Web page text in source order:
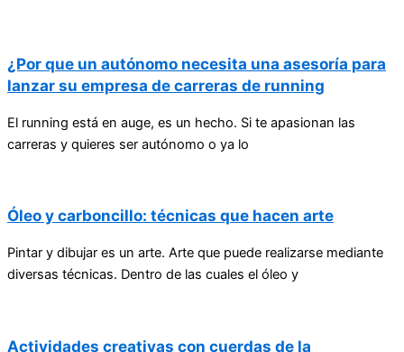
¿Por que un autónomo necesita una asesoría para
lanzar su empresa de carreras de running
El running está en auge, es un hecho. Si te apasionan las
carreras y quieres ser autónomo o ya lo
Óleo y carboncillo: técnicas que hacen arte
Pintar y dibujar es un arte. Arte que puede realizarse mediante
diversas técnicas. Dentro de las cuales el óleo y
Actividades creativas con cuerdas de la